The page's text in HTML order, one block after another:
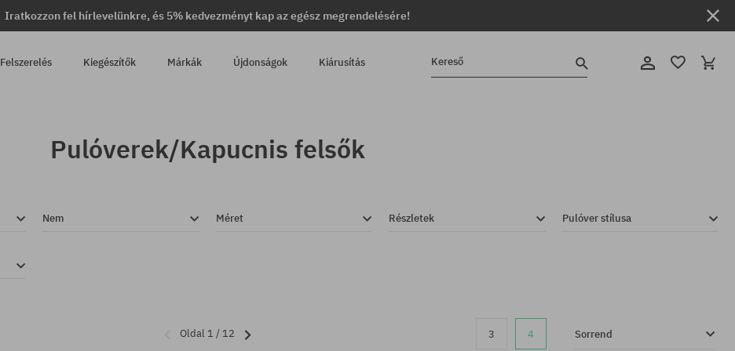
Iratkozzon fel hírlevelünkre, és 5% kedvezményt kap az egész megrendelésére!
Felszerelés Kiegészítők Márkák Újdonságok Kiárusítás Kereső
Pulóverek/Kapucnis felsők
Nem Méret Részletek Pulóver stílusa
Oldal 1 / 12 3 4 Sorrend